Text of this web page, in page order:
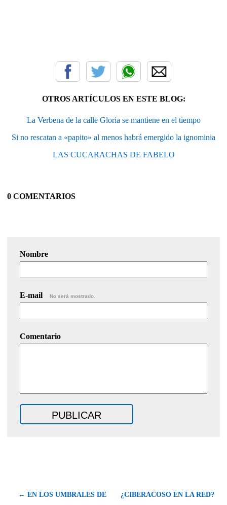
OTROS ARTÍCULOS EN ESTE BLOG:
La Verbena de la calle Gloria se mantiene en el tiempo
Si no rescatan a «papito» al menos habrá emergido la ignominia
LAS CUCARACHAS DE FABELO
0 COMENTARIOS
Nombre
E-mail No será mostrado.
Comentario
← EN LOS UMBRALES DE
¿CIBERACOSO EN LA RED?